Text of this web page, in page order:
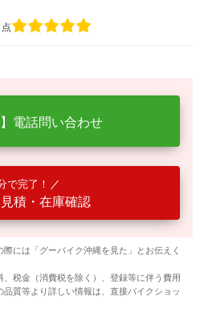
点
】電話問い合わせ
で完了！
見積・在庫確認
には「グーバイク沖縄を見た」とお伝えく
税金（消費税を除く）、登録等に伴う費用
質等より詳しい情報は、直接バイクショッ